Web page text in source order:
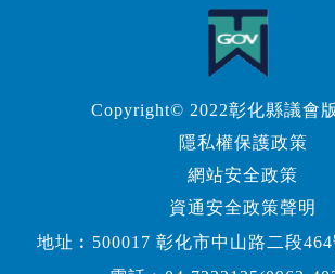
Copyright© 2022彰化縣議會
隱私權保護政策
網站安全政策
資通安全政策聲明
地址︰500017 彰化市中山路二段464